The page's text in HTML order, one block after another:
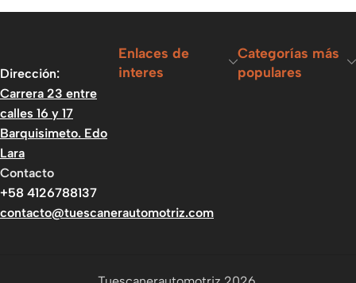
Dirección:
Carrera 23 entre
calles 16 y 17
Barquisimeto. Edo
Lara
Contacto
+58 4126788137
contacto@tuescanerautomotriz.com
Enlaces de
interes
Categorías más
populares